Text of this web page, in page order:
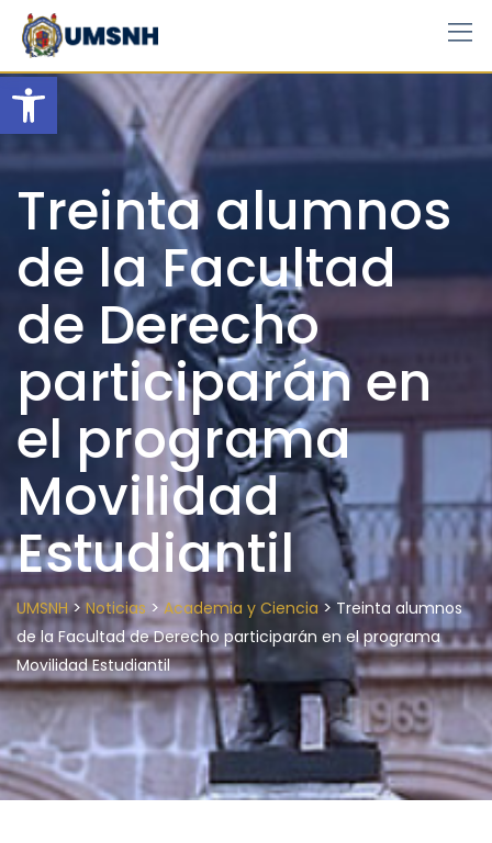
Open toolbar
Skip
content
Treinta alumnos
de la Facultad
de Derecho
participarán en
el programa
Movilidad
Estudiantil
UMSNH> Noticias > Academia y Ciencia >Treinta alumnos
de la Facultad de Derecho participarán en el programa
Movilidad Estudiantil